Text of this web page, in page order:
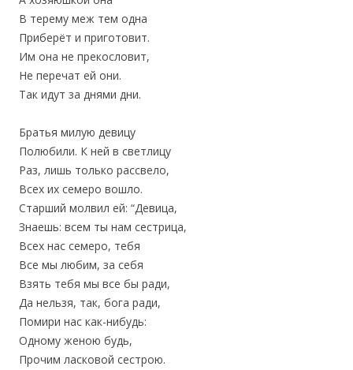
В терему меж тем одна
Приберёт и приготовит.
Им она не прекословит,
Не перечат ей они.
Так идут за днями дни.
Братья милую девицу
Полюбили. К ней в светлицу
Раз, лишь только рассвело,
Всех их семеро вошло.
Старший молвил ей: “Девица,
Знаешь: всем ты нам сестрица,
Всех нас семеро, тебя
Все мы любим, за себя
Взять тебя мы все бы ради,
Да нельзя, так, бога ради,
Помири нас как-нибудь:
Одному женою будь,
Прочим ласковой сестрою.